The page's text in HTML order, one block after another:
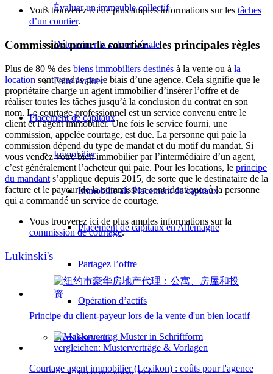
Évaluer un immeuble collectif
Déterminer la valeur vénale
Faire évaluer
Placement de capitaux
Immobilier
Immobilie als Placement de capitaux
Placement de capitaux en Allemagne
Partagez l’offre
Opération d’actifs
Investissement
Vous trouverez ici de plus amples informations sur les tâches
d’un courtier.
Commission pour le courtier – les principales règles
Plus de 80 % des biens immobiliers destinés à la vente ou à la
location sont vendus par le biais d’une agence. Cela signifie que le
propriétaire charge un agent immobilier d’insérer l’offre et de
réaliser toutes les tâches jusqu’à la conclusion du contrat en son
nom. Le courtage professionnel est un service convenu entre le
client et l’agent immobilier. Une fois le service fourni, une
commission, appelée courtage, est due. La personne qui paie la
commission dépend du type de mandat et du motif du mandat. Si
vous vendez votre bien immobilier par l’intermédiaire d’un agent,
c’est généralement l’acheteur qui paie. Pour les locations, le principe
du mandant s’applique depuis 2015, de sorte que le destinataire de la
facture et le payeur de la commission sont identiques à la personne
qui a commandé un service de courtage.
Vous trouverez ici de plus amples informations sur la
commission de courtage.
Lukinski's
Principe du client-payeur lors de la vente d'un bien locatif
Courtage agent immobilier (Lexikon) : coûts pour l'agence